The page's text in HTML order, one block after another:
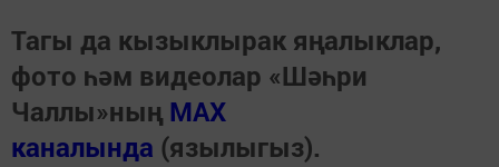
Тагы да кызыклырак яңалыклар,
фото һәм видеолар «Шәһри
Чаллы»ның MAX
каналында (язылыгыз).